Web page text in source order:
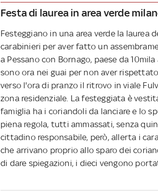
Festa di laurea in area verde
Festeggiano in una area verde la laurea
carabinieri per aver fatto un
a Pessano con Bornago, paese da
sono ora nei guai per non aver
verso l'ora di pranzo il ritrovo in viale
zona residenziale. La festeggiata è
famiglia ha i coriandoli da lanciare e lo
piena regola, tutti ammassati, senza
cittadino responsabile, però, allerta i
che arrivano proprio allo sparo dei
di dare spiegazioni, i dieci vengono